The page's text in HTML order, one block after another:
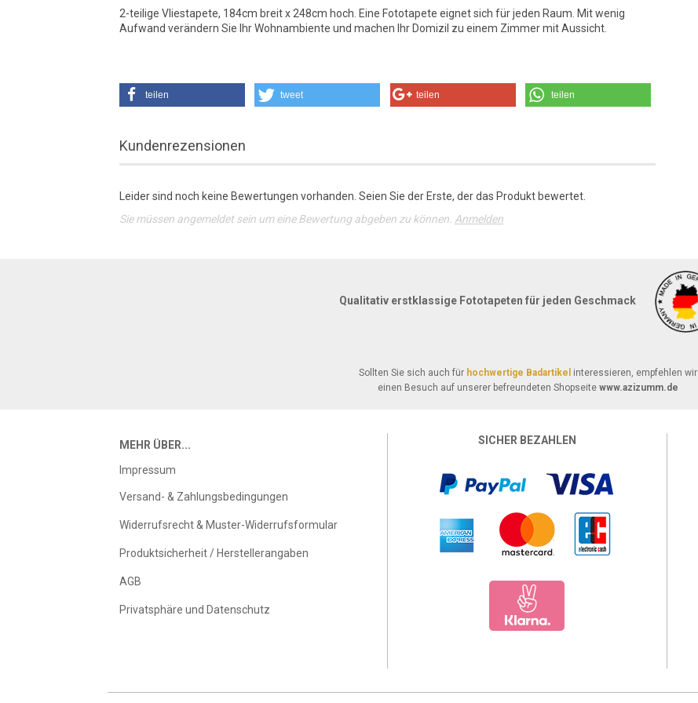
2-teilige Vliestapete, 184cm breit x 248cm hoch. Eine Fototapete eignet sich für jeden Raum. Mit wenig
Aufwand verändern Sie Ihr Wohnambiente und machen Ihr Domizil zu einem Zimmer mit Aussicht.
teilen tweet teilen teilen
Kundenrezensionen
Leider sind noch keine Bewertungen vorhanden. Seien Sie der Erste, der das Produkt bewertet.
Sie müssen angemeldet sein um eine Bewertung abgeben zu können. Anmelden
Qualitativ erstklassige Fototapeten für jeden Geschmack
Sollten Sie sich auch für hochwertige Badartikel interessieren, empfehlen wir
einen Besuch auf unserer befreundeten Shopseite www.azizumm.de
MEHR ÜBER...
Impressum
Versand- & Zahlungsbedingungen
Widerrufsrecht & Muster-Widerrufsformular
Produktsicherheit / Herstellerangaben
AGB
Privatsphäre und Datenschutz
SICHER BEZAHLEN